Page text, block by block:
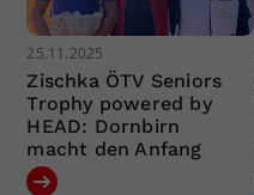
25.11.2025
Zischka ÖTV Seniors
Trophy powered by
HEAD: Dornbirn
macht den Anfang